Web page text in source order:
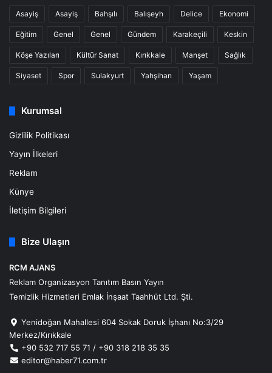
Asayiş Asayiş Bahşılı Balışeyh Delice Ekonomi
Eğitim Genel Genel Gündem Karakeçili Keskin
Köşe Yazıları Kültür Sanat Kırıkkale Manşet Sağlık
Siyaset Spor Sulakyurt Yahşihan Yaşam
Kurumsal
Gizlilik Politikası
Yayın İlkeleri
Reklam
Künye
İletişim Bilgileri
Bize Ulaşın
RCM AJANS
Reklam Organizasyon Tanıtım Basın Yayın
Temizlik Hizmetleri Emlak İnşaat Taahhüt Ltd. Şti.
Yenidoğan Mahallesi 604 Sokak Doruk İşhanı No:3/29
Merkez/Kırıkkale
+90 532 717 55 71 / +90 318 218 35 35
editor@haber71.com.tr